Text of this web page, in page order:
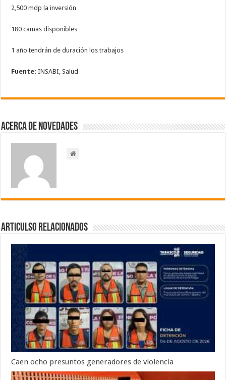
2,500 mdp la inversión
180 camas disponibles
1 año tendrán de duración los trabajos
Fuente: INSABI, Salud
Acerca de NOVEDADES
Articulso Relacionados
Caen ocho presuntos generadores de violencia